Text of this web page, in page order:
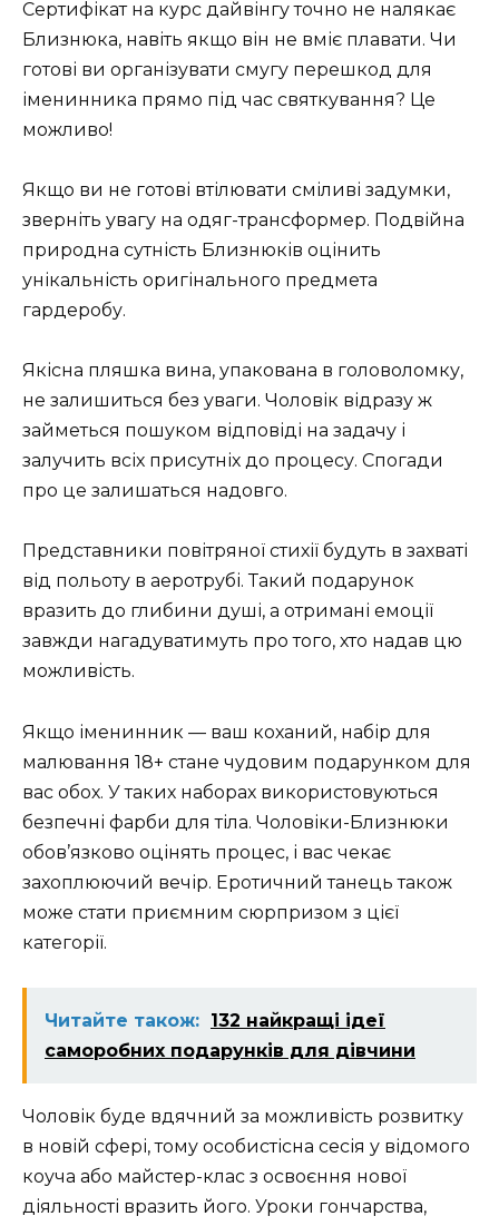
Сертифікат на курс дайвінгу точно не налякає
Близнюка, навіть якщо він не вміє плавати. Чи
готові ви організувати смугу перешкод для
іменинника прямо під час святкування? Це
можливо!
Якщо ви не готові втілювати сміливі задумки,
зверніть увагу на одяг-трансформер. Подвійна
природна сутність Близнюків оцінить
унікальність оригінального предмета
гардеробу.
Якісна пляшка вина, упакована в головоломку,
не залишиться без уваги. Чоловік відразу ж
займеться пошуком відповіді на задачу і
залучить всіх присутніх до процесу. Спогади
про це залишаться надовго.
Представники повітряної стихії будуть в захваті
від польоту в аеротрубі. Такий подарунок
вразить до глибини душі, а отримані емоції
завжди нагадуватимуть про того, хто надав цю
можливість.
Якщо іменинник — ваш коханий, набір для
малювання 18+ стане чудовим подарунком для
вас обох. У таких наборах використовуються
безпечні фарби для тіла. Чоловіки-Близнюки
обов’язково оцінять процес, і вас чекає
захоплюючий вечір. Еротичний танець також
може стати приємним сюрпризом з цієї
категорії.
Читайте також: 132 найкращі ідеї
саморобних подарунків для дівчини
Чоловік буде вдячний за можливість розвитку
в новій сфері, тому особистісна сесія у відомого
коуча або майстер-клас з освоєння нової
діяльності вразить його. Уроки гончарства,